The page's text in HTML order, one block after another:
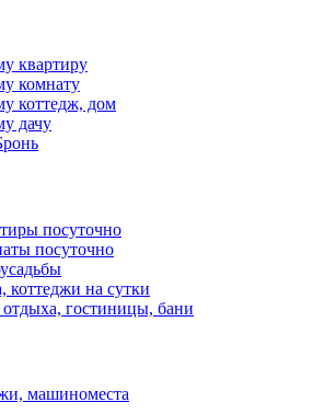
квартиру
комнату
коттедж, дом
дачу
посуточно
посуточно
коттеджи на сутки
гостиницы, бани
машиноместа